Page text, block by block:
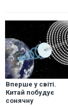
Вперше у світі.
Китай побудує
сонячну